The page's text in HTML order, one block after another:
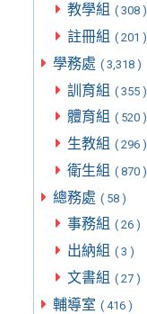
教學組 ( 308 )
註冊組 ( 201 )
學務處 ( 3,318 )
訓育組 ( 355 )
體育組 ( 520 )
生教組 ( 296 )
衛生組 ( 870 )
總務處 ( 58 )
事務組 ( 26 )
出納組 ( 3 )
文書組 ( 27 )
輔導室 ( 416 )